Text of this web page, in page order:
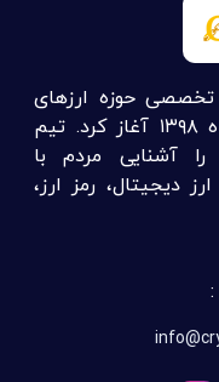
تخصصی حوزه ارزهای
دیجیتال، فعالیت خود را از تیر ماه ۱۳۹۸ آغاز کرد. تیم
آشنایی مردم با
دیجیتال، رمز ارز،